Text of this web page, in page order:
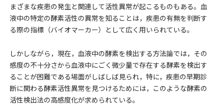
まざまな疾患の発生と関連して活性異常が起こるものもある。血
液中の特定の酵素活性の異常を知ることは，疾患の有無を判断す
る際の指標（バイオマーカー）として広く用いられている。
しかしながら，現在，血液中の酵素を検出する方法論では，その
感度の不十分さから血液中にごく微少量で存在する酵素を検出す
ることが困難である場面がしばしば見られ，特に，疾患の早期診
断に関わる酵素活性異常を見つけるためには，このような酵素の
活性検出法の高感度化が求められている。